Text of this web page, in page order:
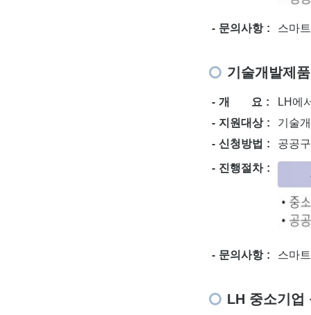
문의사항 스마
기술개발제
개 요
LH에
지원대상
기술
신청방법
공공
진행절차
문의사항 스마
LH 중소기업